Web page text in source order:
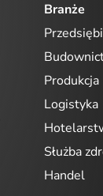
Branże
Produkcja
Logistyka
Służba
Handel